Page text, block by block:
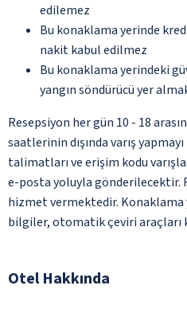
edilemez
Bu konaklama yerinde
nakit kabul edilmez
Bu konaklama yerindeki
yangın söndürücü yer
Resepsiyon her gün 10 - 18
saatlerinin dışında varış
talimatları ve erişim kodu
e-posta yoluyla gönderilecektir.
hizmet vermektedir. Konaklama
bilgiler, otomatik çeviri araçları
Otel Hakkında